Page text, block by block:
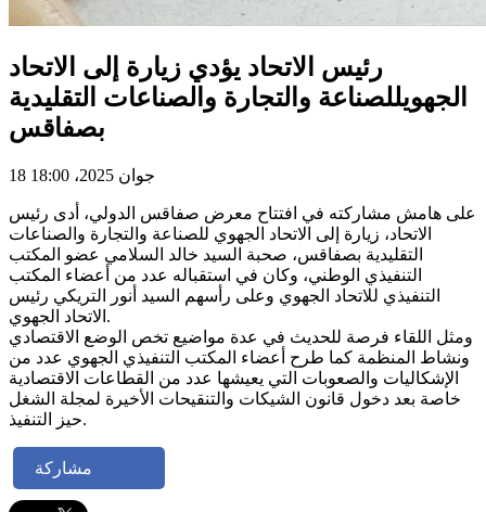
رئيس الاتحاد يؤدي زيارة إلى الاتحاد
الجهويللصناعة والتجارة والصناعات التقليدية
بصفاقس
18 جوان 2025، 18:00
على هامش مشاركته في افتتاح معرض صفاقس الدولي، أدى رئيس
الاتحاد، زيارة إلى الاتحاد الجهوي للصناعة والتجارة والصناعات
التقليدية بصفاقس، صحبة السيد خالد السلامي عضو المكتب
التنفيذي الوطني، وكان في استقباله عدد من أعضاء المكتب
التنفيذي للاتحاد الجهوي وعلى رأسهم السيد أنور التريكي رئيس
الاتحاد الجهوي.
ومثل اللقاء فرصة للحديث في عدة مواضيع تخص الوضع الاقتصادي
ونشاط المنظمة كما طرح أعضاء المكتب التنفيذي الجهوي عدد من
الإشكاليات والصعوبات التي يعيشها عدد من القطاعات الاقتصادية
خاصة بعد دخول قانون الشيكات والتنقيحات الأخيرة لمجلة الشغل
حيز التنفيذ.
مشاركة